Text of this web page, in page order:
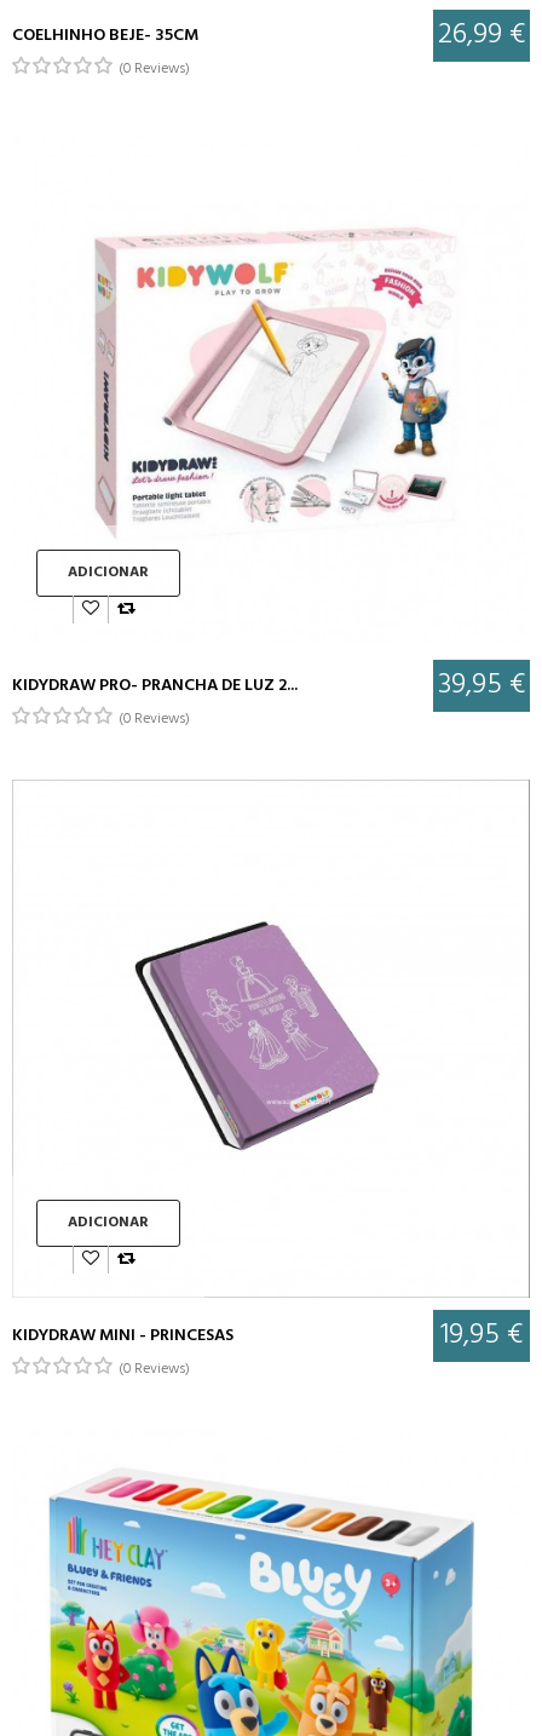
COELHINHO BEJE- 35CM 26,99 €
(0 Reviews)
ADICIONAR
KIDYDRAW PRO- PRANCHA DE LUZ 2... 39,95 €
(0 Reviews)
ADICIONAR
KIDYDRAW MINI - PRINCESAS 19,95 €
(0 Reviews)